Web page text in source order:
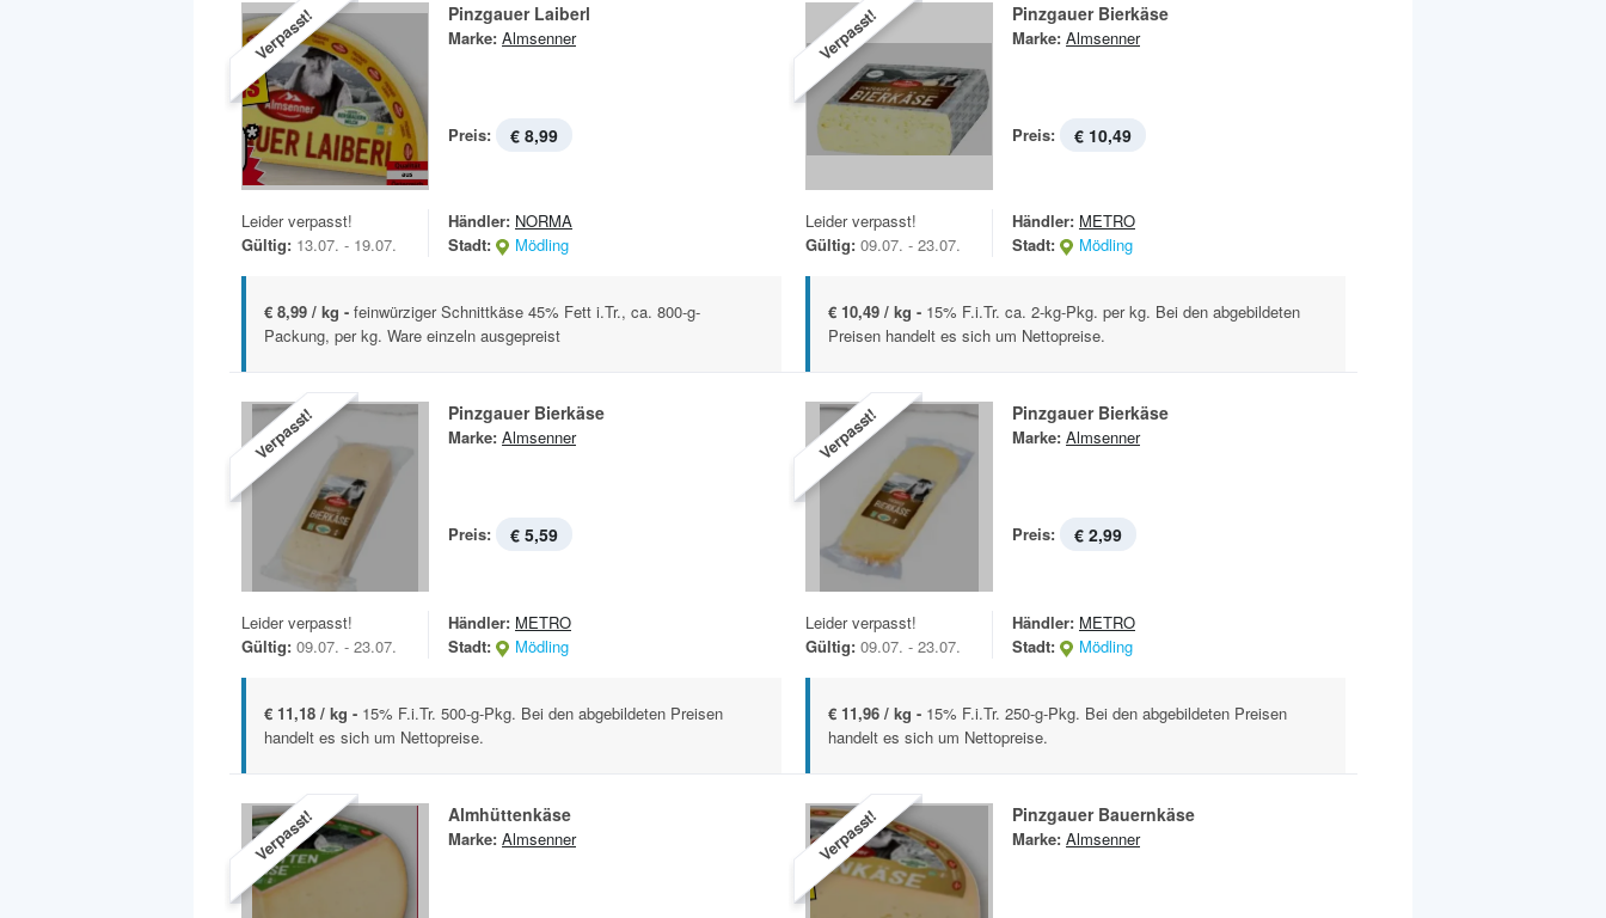
Verpasst! Pinzgauer Laiberl
Marke: Almsenner
Preis: € 8,99
Leider verpasst!
Gültig: 13.07. - 19.07.
Händler: NORMA
Stadt:
Mödling
€ 8,99 / kg - feinwürziger Schnittkäse 45% Fett i.Tr., ca. 800-g-
Packung, per kg. Ware einzeln ausgepreist
Verpasst! Pinzgauer Bierkäse
Marke: Almsenner
Preis: € 10,49
Leider verpasst!
Gültig: 09.07. - 23.07.
Händler: METRO
Stadt:
Mödling
€ 10,49 / kg - 15% F.i.Tr. ca. 2-kg-Pkg. per kg. Bei den abgebildeten
Preisen handelt es sich um Nettopreise.
Verpasst! Pinzgauer Bierkäse
Marke: Almsenner
Preis: € 5,59
Leider verpasst!
Gültig: 09.07. - 23.07.
Händler: METRO
Stadt:
Mödling
€ 11,18 / kg - 15% F.i.Tr. 500-g-Pkg. Bei den abgebildeten Preisen
handelt es sich um Nettopreise.
Verpasst! Pinzgauer Bierkäse
Marke: Almsenner
Preis: € 2,99
Leider verpasst!
Gültig: 09.07. - 23.07.
Händler: METRO
Stadt:
Mödling
€ 11,96 / kg - 15% F.i.Tr. 250-g-Pkg. Bei den abgebildeten Preisen
handelt es sich um Nettopreise.
Verpasst! Almhüttenkäse
Marke: Almsenner Verpasst! Pinzgauer Bauernkäse
Marke: Almsenner